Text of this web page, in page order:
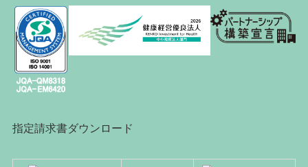
指定請求書ダウンロード